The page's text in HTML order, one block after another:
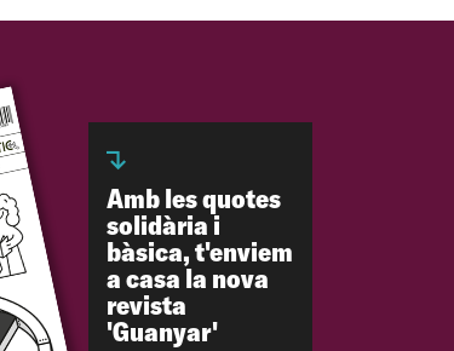
Amb les quotes
solidària i
bàsica, t'enviem
a casa la nova
revista
'Guanyar'